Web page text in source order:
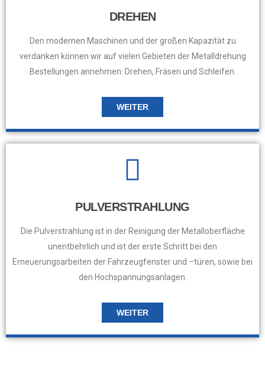
DREHEN
Den modernen Maschinen und der großen Kapazität zu
verdanken können wir auf vielen Gebieten der Metalldrehung
Bestellungen annehmen: Drehen, Fräsen und Schleifen.
WEITER
PULVERSTRAHLUNG
Die Pulverstrahlung ist in der Reinigung der Metalloberfläche
unentbehrlich und ist der erste Schritt bei den
Erneuerungsarbeiten der Fahrzeugfenster und –türen, sowie bei
den Hochspannungsanlagen.
WEITER